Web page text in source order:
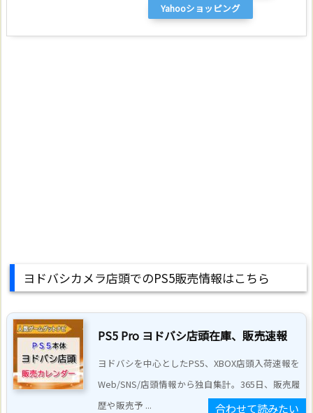
Yahooショッピング
ヨドバシカメラ店頭でのPS5販売情報はこちら
PS5 Pro ヨドバシ店頭在庫、販売速報
ヨドバシを中心としたPS5、XBOX店頭入荷速報を
Web/SNS/店頭情報から独自集計。365日、販売履
歴や販売予 ...